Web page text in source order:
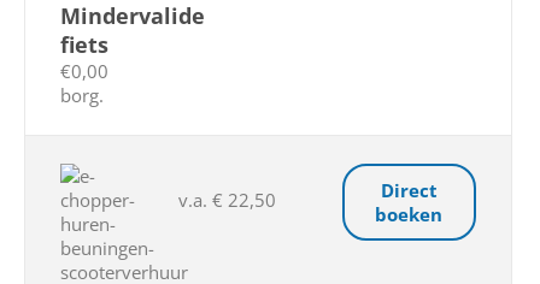
Mindervalide
fiets
€0,00
borg.
v.a. € 22,50
Direct
boeken